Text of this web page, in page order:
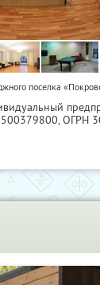
поселка
, ОГРН